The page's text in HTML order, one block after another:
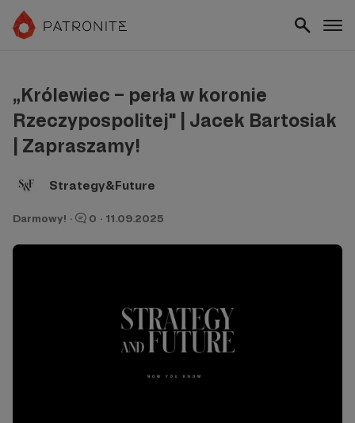
„Królewiec – perła w koronie
Rzeczypospolitej" | Jacek Bartosiak
| Zapraszamy!
Strategy&Future
Darmowy! · 0 · 11.09.2025